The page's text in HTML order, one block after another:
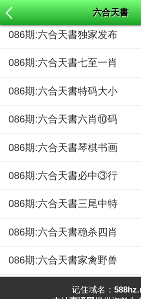
六合天書
086期:六合天書独家发布
086期:六合天書七至一肖
086期:六合天書特码大小
086期:六合天書六肖⑩码
086期:六合天書琴棋书画
086期:六合天書必中③行
086期:六合天書三尾中特
086期:六合天書稳杀四肖
086期:六合天書家禽野兽
记住域名：